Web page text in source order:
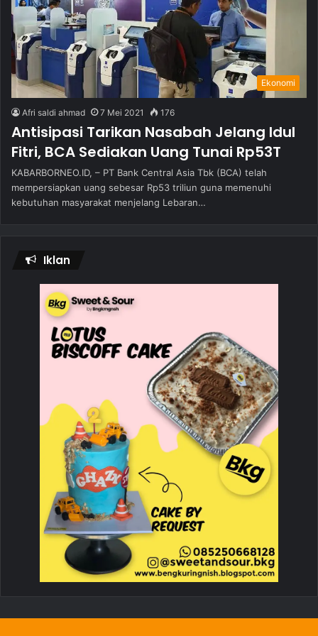
Ekonomi
Afri saldi ahmad 7 Mei 2021 176
Antisipasi Tarikan Nasabah Jelang Idul
Fitri, BCA Sediakan Uang Tunai Rp53T
KABARBORNEO.ID, – PT Bank Central Asia Tbk (BCA) telah
mempersiapkan uang sebesar Rp53 triliun guna memenuhi
kebutuhan masyarakat menjelang Lebaran…
Iklan